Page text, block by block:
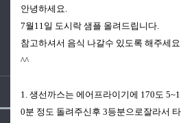
본문
안녕하세요.
7월11일 도시락 샘플 올려드립니다.
참고하셔서 음식 나갈수 있도록 해주세요
^^
1. 생선까스는 에어프라이기에 170도 5~1
0분 정도 돌려주신후 3등분으로잘라서 타